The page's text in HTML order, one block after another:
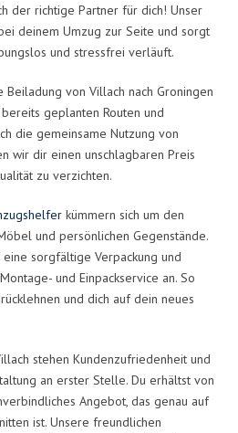
der richtige Partner für dich! Unser
deinem Umzug zur Seite und sorgt
und stressfrei verläuft.
von Villach nach Groningen
geplanten Routen und
die gemeinsame Nutzung von
wir dir einen unschlagbaren Preis
zu verzichten.
kümmern sich um den
und persönlichen Gegenstände.
sorgfältige Verpackung und
und Einpackservice an. So
und dich auf dein neues
stehen Kundenzufriedenheit und
an erster Stelle. Du erhältst von
Angebot, das genau auf
ist. Unsere freundlichen